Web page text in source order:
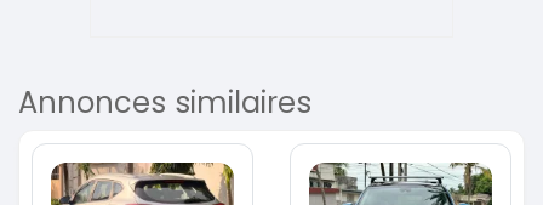
Annonces similaires